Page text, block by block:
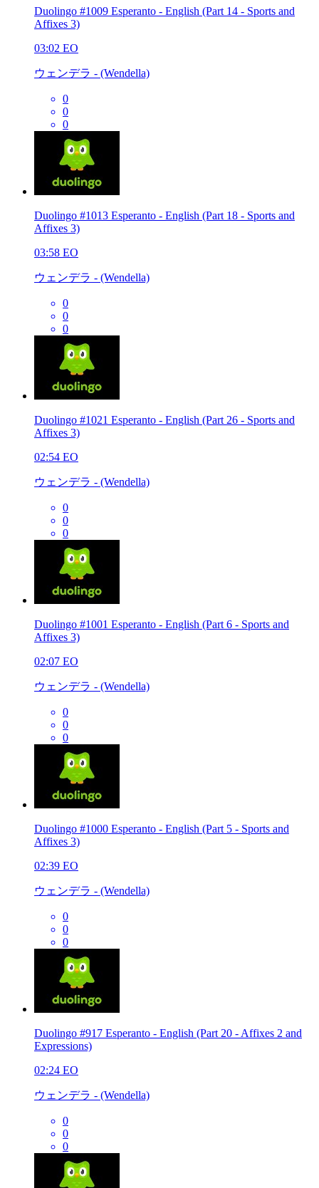
Duolingo #1009 Esperanto - English (Part 14 - Sports and
Affixes 3)
03:02 EO
ウェンデラ - (Wendella)
0
0
0
Duolingo #1013 Esperanto - English (Part 18 - Sports and
Affixes 3)
03:58 EO
ウェンデラ - (Wendella)
0
0
0
Duolingo #1021 Esperanto - English (Part 26 - Sports and
Affixes 3)
02:54 EO
ウェンデラ - (Wendella)
0
0
0
Duolingo #1001 Esperanto - English (Part 6 - Sports and
Affixes 3)
02:07 EO
ウェンデラ - (Wendella)
0
0
0
Duolingo #1000 Esperanto - English (Part 5 - Sports and
Affixes 3)
02:39 EO
ウェンデラ - (Wendella)
0
0
0
Duolingo #917 Esperanto - English (Part 20 - Affixes 2 and
Expressions)
02:24 EO
ウェンデラ - (Wendella)
0
0
0